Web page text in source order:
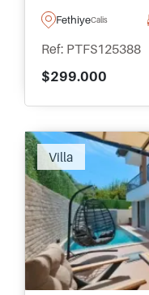
FethiyeCalis
Ref: PTFS125388
$299.000
Villa